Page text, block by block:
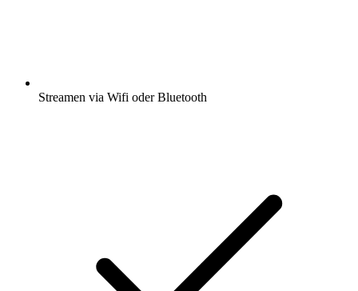
Streamen via Wifi oder Bluetooth